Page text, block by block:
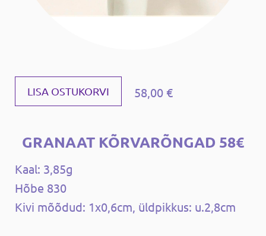
LISA OSTUKORVI 58,00 €
GRANAAT KÕRVARÕNGAD 58€
Kaal: 3,85g
Hõbe 830
Kivi mõõdud: 1x0,6cm, üldpikkus: u.2,8cm